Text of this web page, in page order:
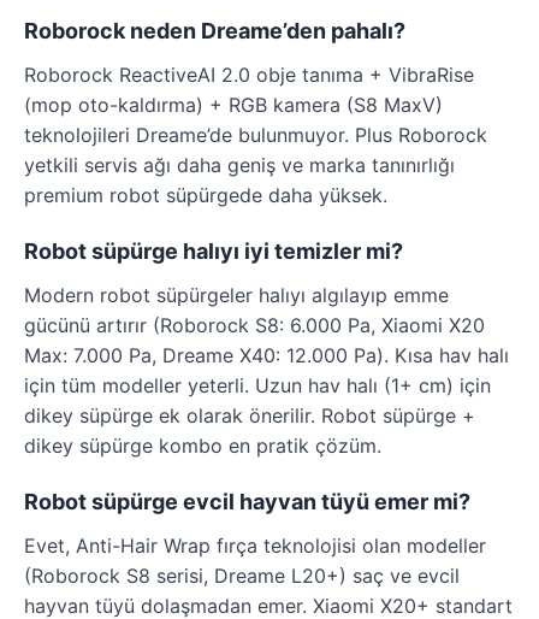
Roborock neden Dreame’den pahalı?
Roborock ReactiveAI 2.0 obje tanıma + VibraRise
(mop oto-kaldırma) + RGB kamera (S8 MaxV)
teknolojileri Dreame’de bulunmuyor. Plus Roborock
yetkili servis ağı daha geniş ve marka tanınırlığı
premium robot süpürgede daha yüksek.
Robot süpürge halıyı iyi temizler mi?
Modern robot süpürgeler halıyı algılayıp emme
gücünü artırır (Roborock S8: 6.000 Pa, Xiaomi X20
Max: 7.000 Pa, Dreame X40: 12.000 Pa). Kısa hav halı
için tüm modeller yeterli. Uzun hav halı (1+ cm) için
dikey süpürge ek olarak önerilir. Robot süpürge +
dikey süpürge kombo en pratik çözüm.
Robot süpürge evcil hayvan tüyü emer mi?
Evet, Anti-Hair Wrap fırça teknolojisi olan modeller
(Roborock S8 serisi, Dreame L20+) saç ve evcil
hayvan tüyü dolaşmadan emer. Xiaomi X20+ standart